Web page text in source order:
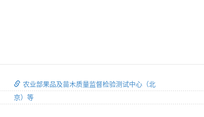
农业部果品及苗木质量监督检验测试中心（北
京）等